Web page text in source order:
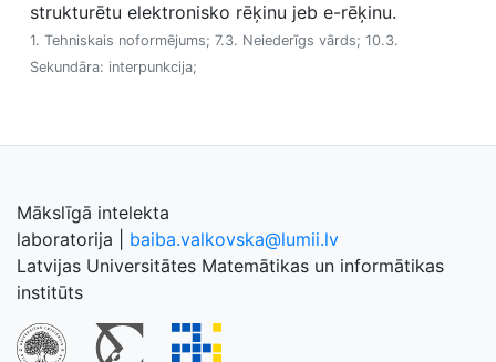
strukturētu elektronisko rēķinu jeb e-rēķinu.
1. Tehniskais noformējums; 7.3. Neiederīgs vārds; 10.3.
Sekundāra: interpunkcija;
Mākslīgā intelekta
laboratorija
baiba.valkovska@lumii.lv
Latvijas Universitātes Matemātikas un informātikas
institūts